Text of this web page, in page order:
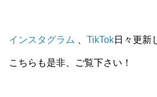
インスタグラム TikTok日々更新
こちらも是非、ご覧下さい！